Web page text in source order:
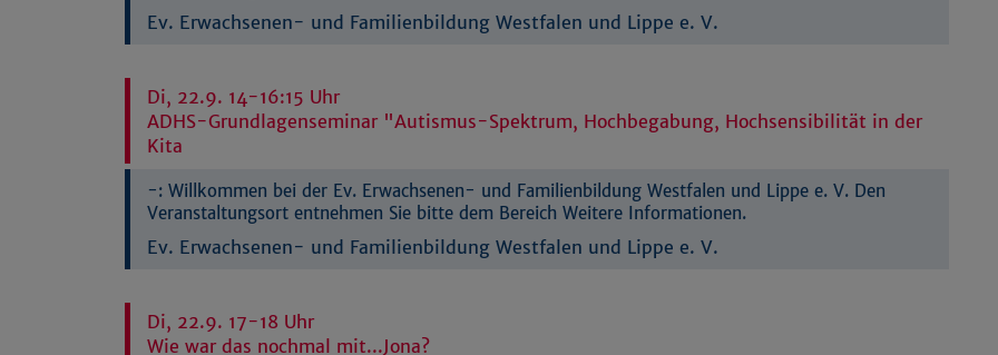
Ev. Erwachsenen- und Familienbildung Westfalen und Lippe e. V.
Di, 22.9. 14-16:15 Uhr
ADHS-Grundlagenseminar "Autismus-Spektrum, Hochbegabung, Hochsensibilität in der
Kita
-: Willkommen bei der Ev. Erwachsenen- und Familienbildung Westfalen und Lippe e. V. Den
Veranstaltungsort entnehmen Sie bitte dem Bereich Weitere Informationen.
Ev. Erwachsenen- und Familienbildung Westfalen und Lippe e. V.
Di, 22.9. 17-18 Uhr
Wie war das nochmal mit...Jona?